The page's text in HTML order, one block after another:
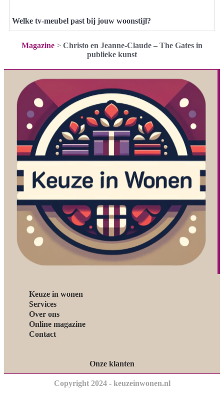
Welke tv-meubel past bij jouw woonstijl?
Magazine > Christo en Jeanne-Claude – The Gates in
publieke kunst
Keuze in wonen
Services
Over ons
Online magazine
Contact
Onze klanten
Copyright 2024 - keuzeinwonen.nl